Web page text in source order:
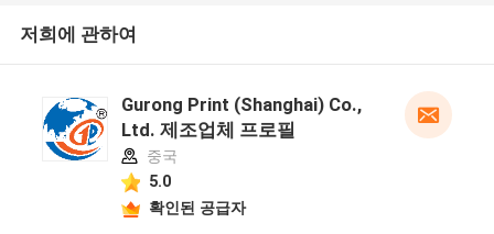
저희에 관하여
Gurong Print (Shanghai) Co.,
Ltd. 제조업체 프로필
중국
5.0
확인된 공급자